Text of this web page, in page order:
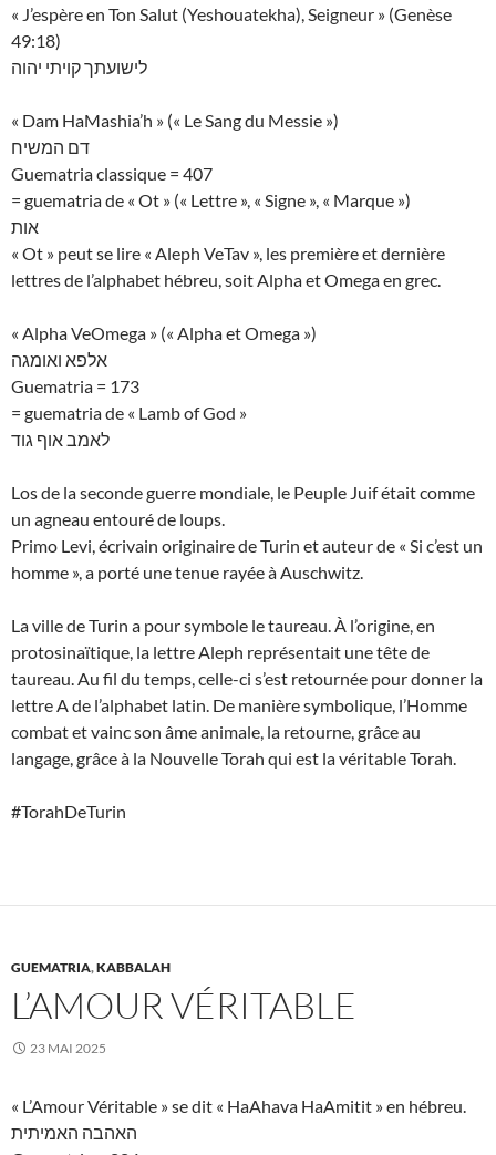
« J’espère en Ton Salut (Yeshouatekha), Seigneur » (Genèse
49:18)
לישועתך קויתי יהוה
« Dam HaMashia’h » (« Le Sang du Messie »)
דם המשיח
Guematria classique = 407
= guematria de « Ot » (« Lettre », « Signe », « Marque »)
אות
« Ot » peut se lire « Aleph VeTav », les première et dernière
lettres de l’alphabet hébreu, soit Alpha et Omega en grec.
« Alpha VeOmega » (« Alpha et Omega »)
אלפא ואומגה
Guematria = 173
= guematria de « Lamb of God »
לאמב אוף גוד
Los de la seconde guerre mondiale, le Peuple Juif était comme
un agneau entouré de loups.
Primo Levi, écrivain originaire de Turin et auteur de « Si c’est un
homme », a porté une tenue rayée à Auschwitz.
La ville de Turin a pour symbole le taureau. À l’origine, en
protosinaïtique, la lettre Aleph représentait une tête de
taureau. Au fil du temps, celle-ci s’est retournée pour donner la
lettre A de l’alphabet latin. De manière symbolique, l’Homme
combat et vainc son âme animale, la retourne, grâce au
langage, grâce à la Nouvelle Torah qui est la véritable Torah.
#TorahDeTurin
GUEMATRIA,KABBALAH
L’AMOUR VÉRITABLE
23 MAI 2025
« L’Amour Véritable » se dit « HaAhava HaAmitit » en hébreu.
האהבה האמיתית